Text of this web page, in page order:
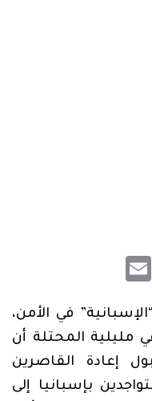
Print
في الأمن،
مليلية المحتلة أن
إعادة القاصرين
بإسبانيا إلى